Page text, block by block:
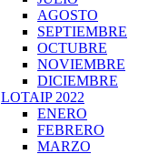
AGOSTO
SEPTIEMBRE
OCTUBRE
NOVIEMBRE
DICIEMBRE
LOTAIP 2022
ENERO
FEBRERO
MARZO